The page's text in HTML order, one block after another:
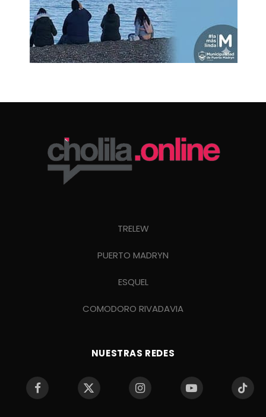
TRELEW
PUERTO MADRYN
ESQUEL
COMODORO RIVADAVIA
NUESTRAS REDES
Facebook
X
Instagram YouTube